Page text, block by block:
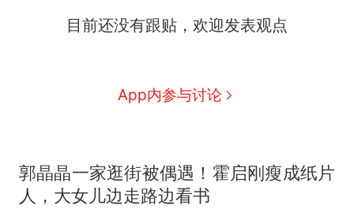
目前还没有跟贴，欢迎发表观点
App内参与讨论
郭晶晶一家逛街被偶遇！霍启刚瘦成纸片
人，大女儿边走路边看书